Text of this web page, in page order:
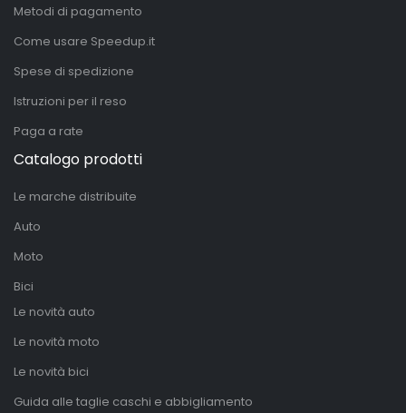
Metodi di pagamento
Come usare Speedup.it
Spese di spedizione
Istruzioni per il reso
Paga a rate
Catalogo prodotti
Le marche distribuite
Auto
Moto
Bici
Le novità auto
Le novità moto
Le novità bici
Guida alle taglie caschi e abbigliamento